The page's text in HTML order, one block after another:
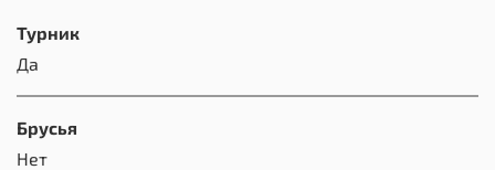
Турник
Да
Брусья
Нет